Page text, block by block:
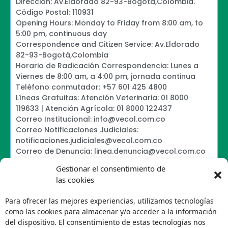
Gestionar el consentimiento de
las cookies
Para ofrecer las mejores experiencias, utilizamos tecnologías
como las cookies para almacenar y/o acceder a la información
del dispositivo. El consentimiento de estas tecnologías nos
Código Postal: 110931
Opening Hours: Monday to Friday from 8:00 am, to
5:00 pm, continuous day
Correspondence and Citizen Service: Av.Eldorado
82-93-Bogotá,Colombia
Horario de Radicación Correspondencia: Lunes a
Viernes de 8:00 am, a 4:00 pm, jornada continua
Teléfono conmutador: +57 601 425 4800
Líneas Gratuitas: Atención Veterinaria: 01 8000
119633 | Atención Agrícola: 01 8000 122437
Correo Institucional: info@vecol.com.co
Correo Notificaciones Judiciales:
notificaciones.judiciales@vecol.com.co
Correo de Denuncia: linea.denuncia@vecol.com.co
Política de Términos y Condiciones de Uso
Política de Tratamiento de Datos Personales VECOL
S.A
Política de Derechos de Autor y Uso sobre los